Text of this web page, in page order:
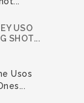
USO
SHOT...